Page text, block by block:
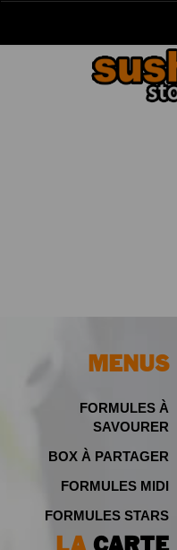
MENUS
FORMULES À
SAVOURER
BOX À PARTAGER
FORMULES MIDI
FORMULES STARS